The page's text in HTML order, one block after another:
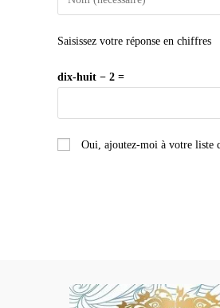
Saisissez votre réponse en chiffres
dix-huit − 2 =
Oui, ajoutez-moi à votre liste